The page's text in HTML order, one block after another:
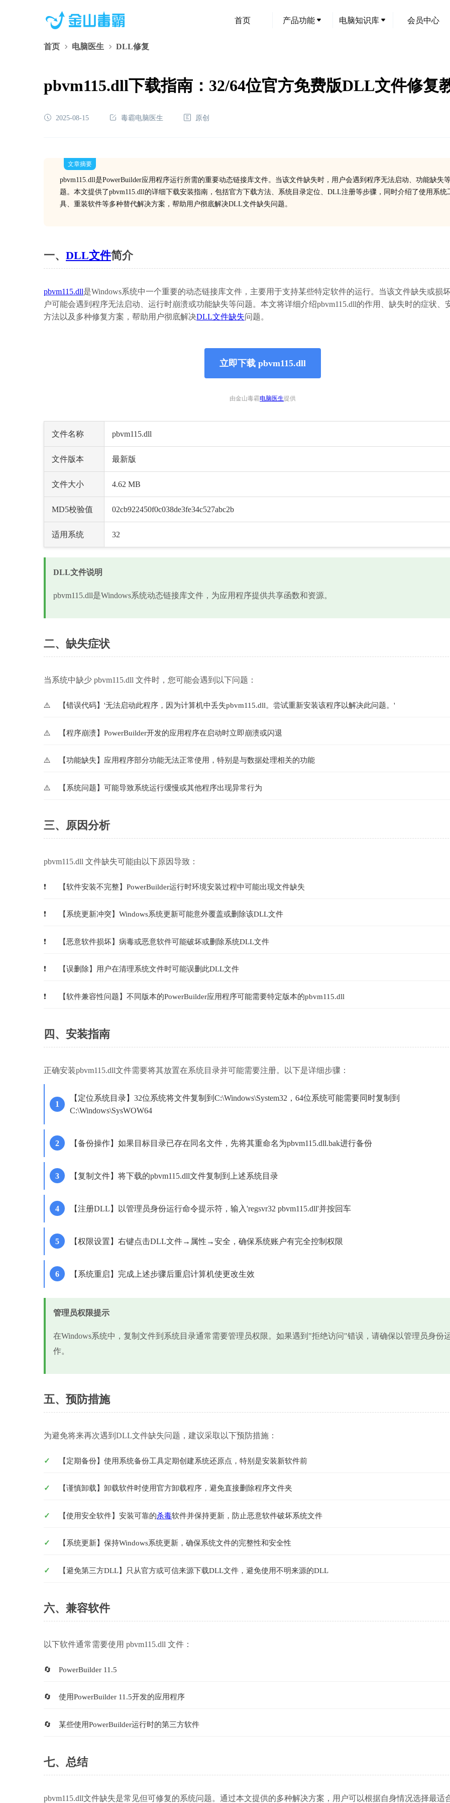
首页 产品功能 电脑知识库 会员中心
首页 电脑医生 DLL修复
pbvm115.dll下载指南：32/64位官方免费版DLL文件修复
2025-08-15 毒霸电脑医生 原创
文章摘要
pbvm115.dll是PowerBuilder应用程序运行所需的重要动态链接库文件。当该文件缺失时，用户会遇到程序无法启动、功能缺失
题。本文提供了pbvm115.dll的详细下载安装指南，包括官方下载方法、系统目录定位、DLL注册等步骤，同时介绍了使用系统
具、重装软件等多种替代解决方案，帮助用户彻底解决DLL文件缺失问题。
一、 DLL文件简介
pbvm115.dll是Windows系统中一个重要的动态链接库文件，主要用于支持某些特定软件的运行。当该文件缺失或损
户可能会遇到程序无法启动、运行时崩溃或功能缺失等问题。本文将详细介绍pbvm115.dll的作用、缺失时的症状、
方法以及多种修复方案，帮助用户彻底解决DLL文件缺失问题。
立即下载 pbvm115.dll
由金山毒霸电脑医生提供
文件名称 pbvm115.dll
文件版本 最新版
文件大小 4.62 MB
MD5校验值 02cb922450f0c038de3fe34c527abc2b
适用系统 32
DLL文件说明
pbvm115.dll是Windows系统动态链接库文件，为应用程序提供共享函数和资源。
二、缺失症状
当系统中缺少 pbvm115.dll 文件时，您可能会遇到以下问题：
【错误代码】'无法启动此程序，因为计算机中丢失pbvm115.dll。尝试重新安装该程序以解决此问题。'
【程序崩溃】PowerBuilder开发的应用程序在启动时立即崩溃或闪退
【功能缺失】应用程序部分功能无法正常使用，特别是与数据处理相关的功能
【系统问题】可能导致系统运行缓慢或其他程序出现异常行为
三、原因分析
pbvm115.dll 文件缺失可能由以下原因导致：
【软件安装不完整】PowerBuilder运行时环境安装过程中可能出现文件缺失
【系统更新冲突】Windows系统更新可能意外覆盖或删除该DLL文件
【恶意软件损坏】病毒或恶意软件可能破坏或删除系统DLL文件
【误删除】用户在清理系统文件时可能误删此DLL文件
【软件兼容性问题】不同版本的PowerBuilder应用程序可能需要特定版本的pbvm115.dll
四、安装指南
正确安装pbvm115.dll文件需要将其放置在系统目录并可能需要注册。以下是详细步骤：
【定位系统目录】32位系统将文件复制到C:\Windows\System32，64位系统可能需要同时复制到
C:\Windows\SysWOW64
【备份操作】如果目标目录已存在同名文件，先将其重命名为pbvm115.dll.bak进行备份
【复制文件】将下载的pbvm115.dll文件复制到上述系统目录
【注册DLL】以管理员身份运行命令提示符，输入'regsvr32 pbvm115.dll'并按回车
【权限设置】右键点击DLL文件→属性→安全，确保系统账户有完全控制权限
【系统重启】完成上述步骤后重启计算机使更改生效
管理员权限提示
在Windows系统中，复制文件到系统目录通常需要管理员权限。如果遇到"拒绝访问"错误，请确保以管理员身份
作。
五、预防措施
为避免将来再次遇到DLL文件缺失问题，建议采取以下预防措施：
【定期备份】使用系统备份工具定期创建系统还原点，特别是安装新软件前
【谨慎卸载】卸载软件时使用官方卸载程序，避免直接删除程序文件夹
【使用安全软件】安装可靠的杀毒软件并保持更新，防止恶意软件破坏系统文件
【系统更新】保持Windows系统更新，确保系统文件的完整性和安全性
【避免第三方DLL】只从官方或可信来源下载DLL文件，避免使用不明来源的DLL
六、兼容软件
以下软件通常需要使用 pbvm115.dll 文件：
PowerBuilder 11.5
使用PowerBuilder 11.5开发的应用程序
某些使用PowerBuilder运行时的第三方软件
七、总结
pbvm115.dll文件缺失是常见但可修复的系统问题。通过本文提供的多种解决方案，用户可以根据自身情况选择最适